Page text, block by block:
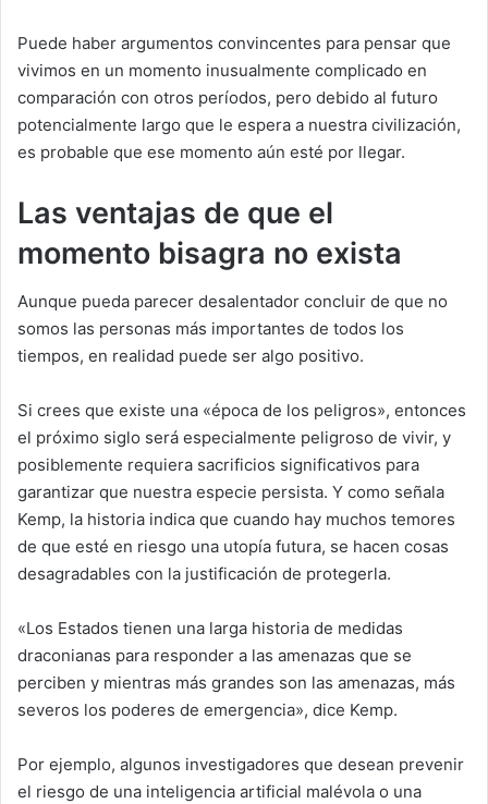
Puede haber argumentos convincentes para pensar que
vivimos en un momento inusualmente complicado en
comparación con otros períodos, pero debido al futuro
potencialmente largo que le espera a nuestra civilización,
es probable que ese momento aún esté por llegar.
Las ventajas de que el
momento bisagra no exista
Aunque pueda parecer desalentador concluir de que no
somos las personas más importantes de todos los
tiempos, en realidad puede ser algo positivo.
Si crees que existe una «época de los peligros», entonces
el próximo siglo será especialmente peligroso de vivir, y
posiblemente requiera sacrificios significativos para
garantizar que nuestra especie persista. Y como señala
Kemp, la historia indica que cuando hay muchos temores
de que esté en riesgo una utopía futura, se hacen cosas
desagradables con la justificación de protegerla.
«Los Estados tienen una larga historia de medidas
draconianas para responder a las amenazas que se
perciben y mientras más grandes son las amenazas, más
severos los poderes de emergencia», dice Kemp.
Por ejemplo, algunos investigadores que desean prevenir
el riesgo de una inteligencia artificial malévola o una